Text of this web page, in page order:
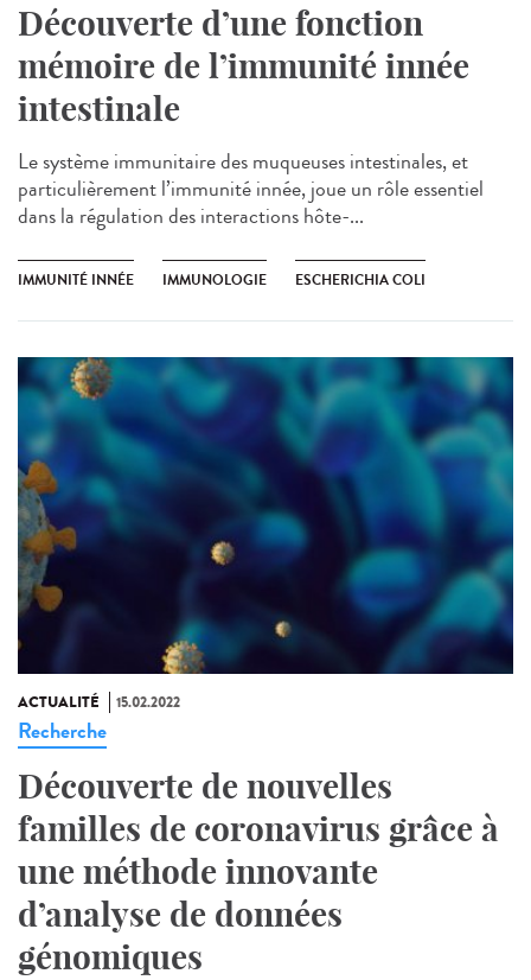
Découverte d’une fonction
mémoire de l’immunité innée
intestinale
Le système immunitaire des muqueuses intestinales, et
particulièrement l’immunité innée, joue un rôle essentiel
dans la régulation des interactions hôte-...
IMMUNITÉ INNÉE IMMUNOLOGIE ESCHERICHIA COLI
ACTUALITÉ 15.02.2022
Recherche
Découverte de nouvelles
familles de coronavirus grâce à
une méthode innovante
d’analyse de données
génomiques